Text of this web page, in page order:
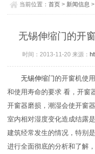
当前位置：首页 > 新闻信息
无锡伸缩门的开
时间：2013-11-20 来源：
无锡伸缩门的开窗机使
和使用寿命的要求 看，开窗
开窗器磨损，潮湿会使开窗
室内相对湿度变化造成结露
建筑经常发生的情况，特别
进行全面彻底的分析和了解